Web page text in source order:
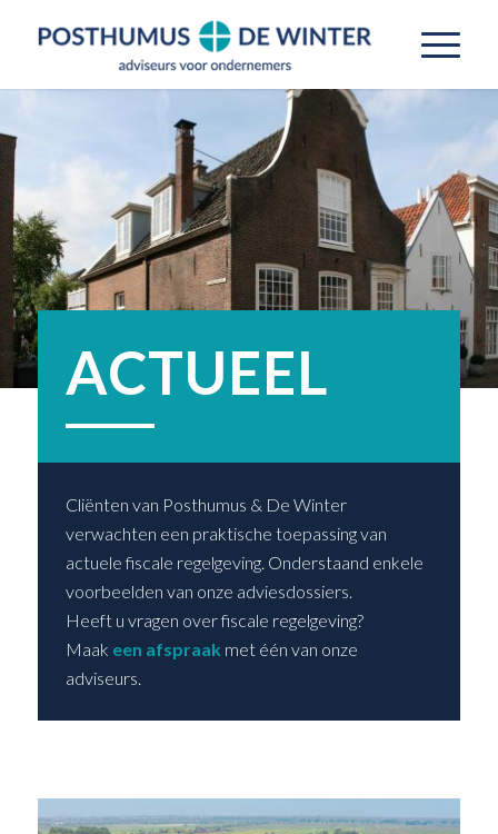
ACTUEEL
Cliënten van Posthumus & De Winter
verwachten een praktische toepassing van
actuele fiscale regelgeving. Onderstaand enkele
voorbeelden van onze adviesdossiers.
Heeft u vragen over fiscale regelgeving?
Maak een afspraak met één van onze
adviseurs.